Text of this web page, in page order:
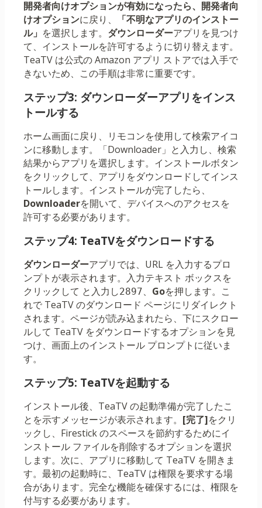
開発者向けオプションが有効になったら、開発者向
けオプションに戻り、
「不明なアプリのインストー
ル」 を選択します。 ダウンローダーアプリを見つけ
て、インストールを許可するように切り替えます。
TeaTV は公式の Amazon アプリ ストアでは入手で
きないため、この手順は非常に重要です。
ステップ3: ダウンローダーアプリをインス
トールする
ホーム画面に戻り、リモコンを使用して検索アイコ
ンに移動します。「Downloader」と入力し、検索
結果からアプリを選択します。インストールボタン
をクリックして、アプリをダウンロードしてインス
トールします。インストールが完了したら、
Downloaderを開いて、デバイスへのアクセスを
許可する必要があります。
ステップ4: TeaTVをダウンロードする
ダウンローダーアプリでは、URL を入力するプロ
ンプトが表示されます。入力テキスト ボックスを
クリックして と入力し2897、 Goを押します。こ
れで TeaTV のダウンロード ページにリダイレクト
されます。ページが読み込まれたら、下にスクロー
ルして TeaTV をダウンロードするオプションを見
つけ、画面上のインストール プロンプトに従いま
す。
ステップ5: TeaTVを起動する
インストール後、TeaTV の起動準備が完了したこ
とを示すメッセージが表示されます。 [完了]をクリ
ックし、Firestick のスペースを節約するためにイ
ンストール ファイルを削除するオプションを選択
します。次に、アプリに移動して TeaTV を開きま
す。最初の起動時に、TeaTV は権限を要求する場
合があります。完全な機能を確保するには、権限を
付与する必要があります。